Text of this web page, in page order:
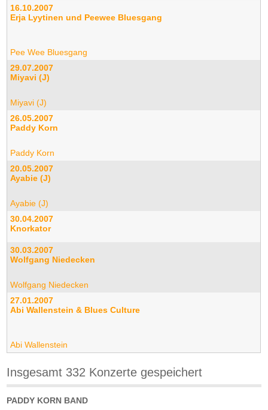
16.10.2007
Erja Lyytinen und Peewee Bluesgang
Pee Wee Bluesgang
29.07.2007
Miyavi (J)
Miyavi (J)
26.05.2007
Paddy Korn
Paddy Korn
20.05.2007
Ayabie (J)
Ayabie (J)
30.04.2007
Knorkator
30.03.2007
Wolfgang Niedecken
Wolfgang Niedecken
27.01.2007
Abi Wallenstein & Blues Culture
Abi Wallenstein
Insgesamt 332 Konzerte gespeichert
PADDY KORN BAND